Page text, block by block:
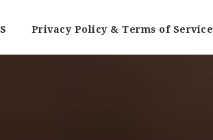
Privacy Policy & Terms of Service